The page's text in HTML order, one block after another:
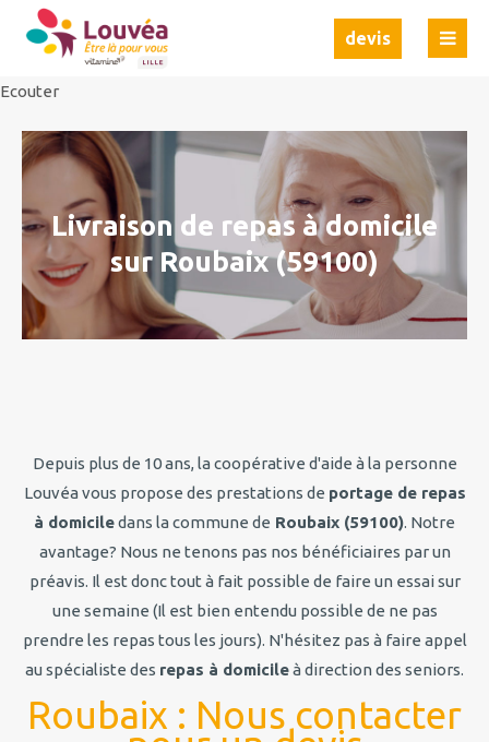
Ecouter
Ecouter
Ecouter
Livraison de repas à domicile
sur Roubaix (59100)
Depuis plus de 10 ans, la coopérative d'aide à la personne
Louvéa vous propose des prestations de portage de repas
à domiciledans la commune de Roubaix (59100). Notre
avantage? Nous ne tenons pas nos bénéficiaires par un
préavis. Il est donc tout à fait possible de faire un essai sur
une semaine (Il est bien entendu possible de ne pas
prendre les repas tous les jours). N'hésitez pas à faire appel
au spécialiste des repas à domicileà direction des seniors.
Roubaix : Nous contacter
devis